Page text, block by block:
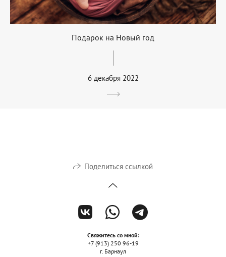
Подарок на Новый год
6 декабря 2022
Поделиться ссылкой
Свяжитесь со мной:
+7 (913) 250 96-19
г. Барнаул